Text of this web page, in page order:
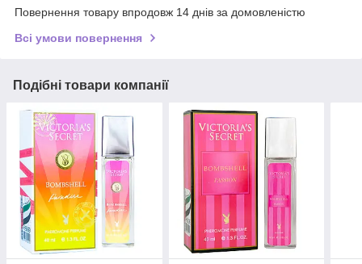
Повернення товару впродовж 14 днів за домовленістю
Всі умови повернення
Подібні товари компанії